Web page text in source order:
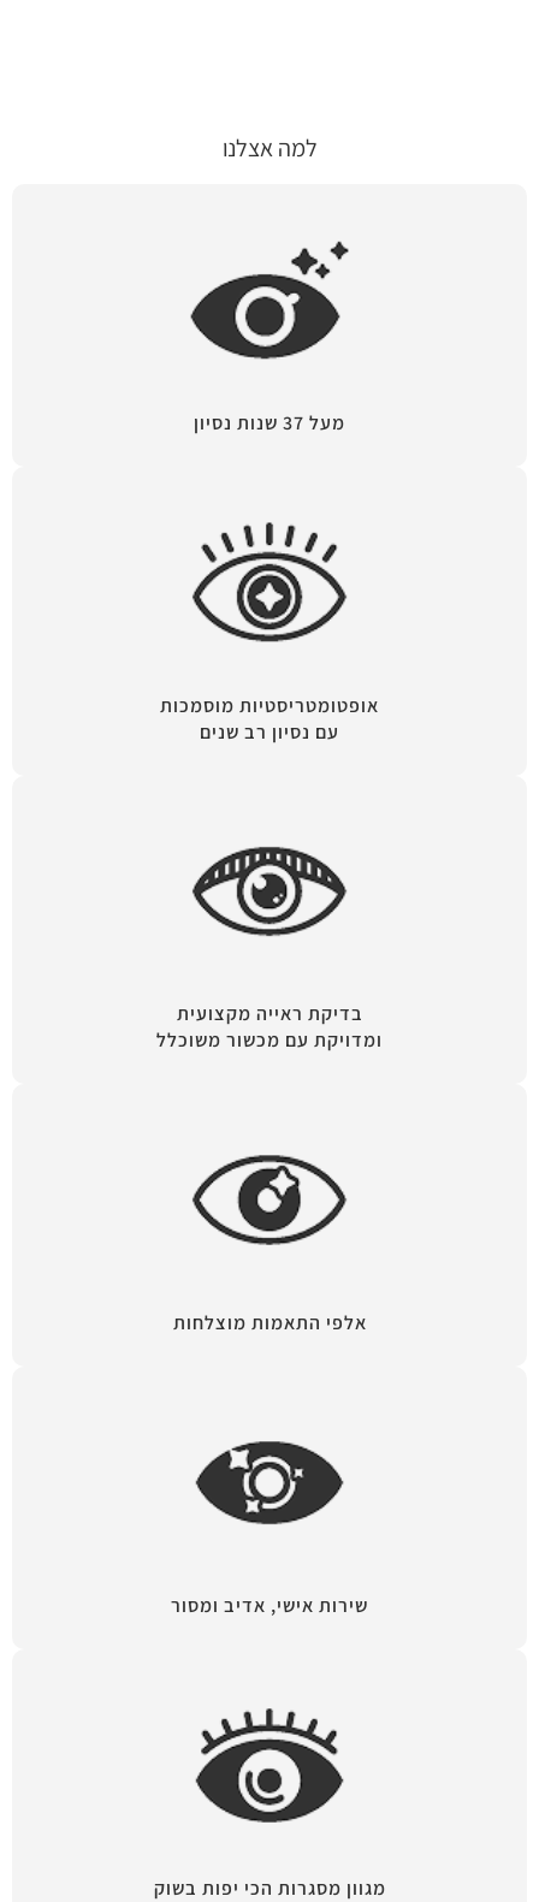
למה אצלנו
מעל 37 שנות נסיון
אופטומטריסטיות מוסמכות
עם נסיון רב שנים
בדיקת ראייה מקצועית
ומדויקת עם מכשור משוכלל
אלפי התאמות מוצלחות
שירות אישי, אדיב ומסור
מגוון מסגרות הכי יפות בשוק